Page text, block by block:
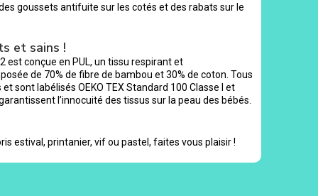
goussets antifuite sur les cotés et des rabats sur le
et sains !
est conçue en PUL, un tissu respirant et
de 70% de fibre de bambou et 30% de coton. Tous
sont labélisés OEKO TEX Standard 100 Classe I et
l’innocuité des tissus sur la peau des bébés.
estival, printanier, vif ou pastel, faites vous plaisir !